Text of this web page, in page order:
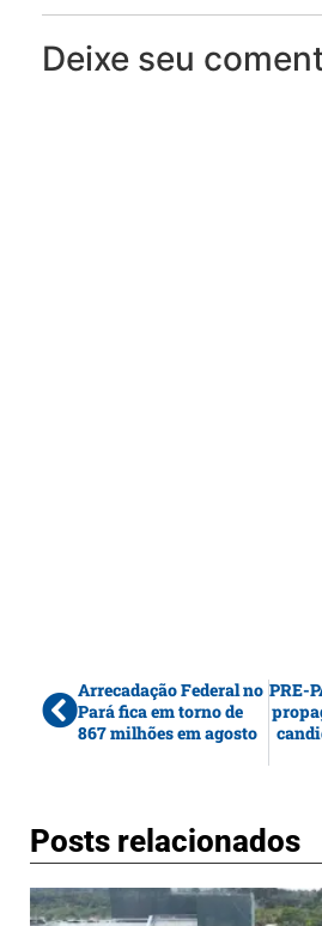
Deixe seu
Arrecadação Federal no
Pará fica em torno de
867 milhões em agosto
PRE-
Posts relacionados